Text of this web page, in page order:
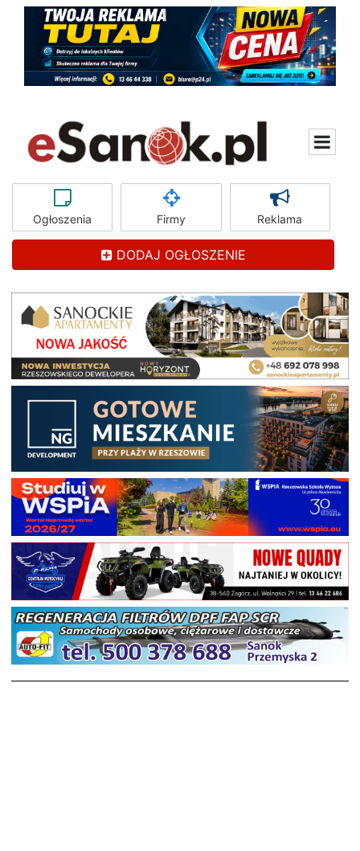
Ogłoszenia Firmy Reklama
DODAJ OGŁOSZENIE